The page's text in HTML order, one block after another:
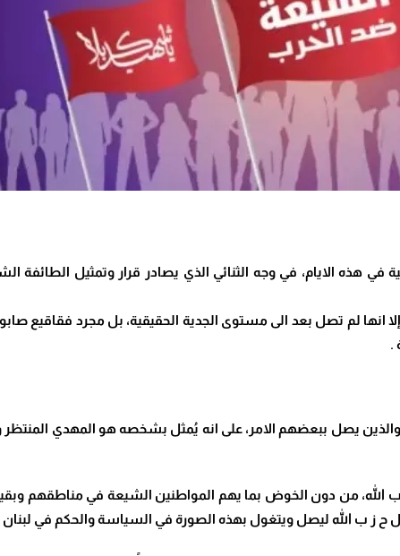
في هذه الايام، في وجه الثنائي الذي يصادر قرار وتمثيل الطائفة
انها لم تصل بعد الى مستوى الجدية الحقيقية، بل مجرد فقاقيع
.
والذين يصل ببعضهم الامر، على انه يُمثل بشخصه هو المهدي المنتظر
من دون الخوض بما يهم المواطنين الشيعة في مناطقهم
ل ح ز ب الله ليصل ويتغول بهذه الصورة في السياسة والحكم في لبنان